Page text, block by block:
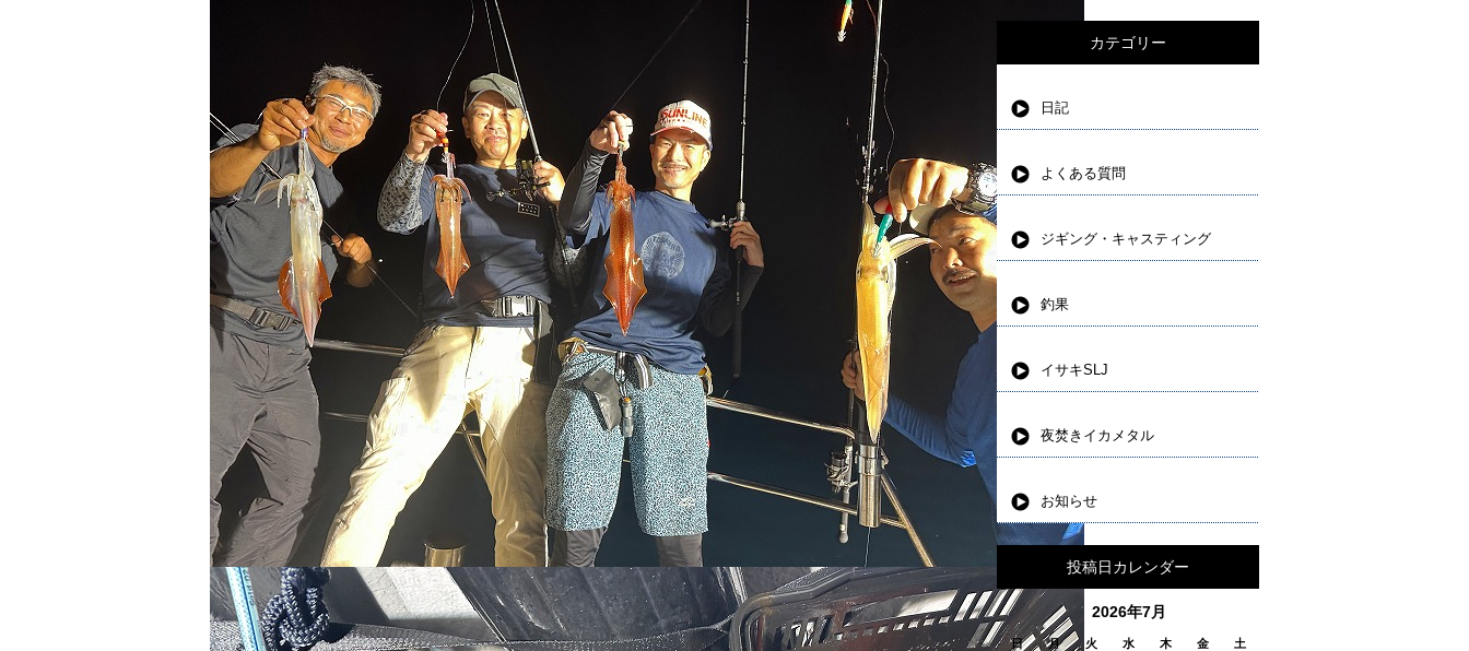
カテゴリー
日記
よくある質問
ジギング・キャスティング
釣果
イサキSLJ
夜焚きイカメタル
お知らせ
投稿日カレンダー
2026年7月
日 月 火 水 木 金 土